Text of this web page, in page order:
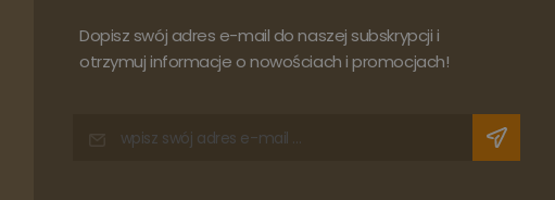
Dopisz swój adres e-mail do naszej subskrypcji i
otrzymuj informacje o nowościach i promocjach!